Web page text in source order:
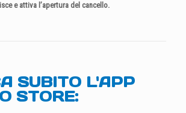
e attiva l’apertura del cancello.
SUBITO L'APP
STORE: